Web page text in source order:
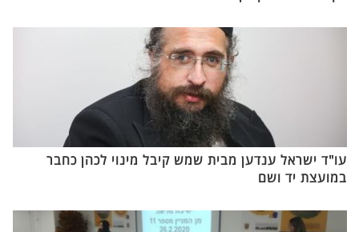
עו"ד ישראל ענדען מבית שמש קיבל מינוי לכהן כחבר
במועצת יד ושם